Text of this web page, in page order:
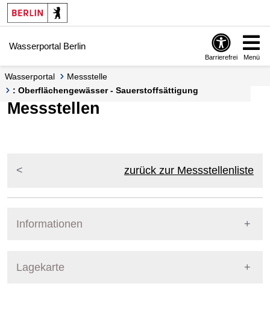
Springe zur Navigation
Springe zum Inhalt
Wasserportal Berlin
Barrierefrei Menü
Wasserportal
Messstelle
: Oberflächengewässer - Sauerstoffsättigung
Messstellen
zurück zur Messstellenliste
Informationen
Lagekarte